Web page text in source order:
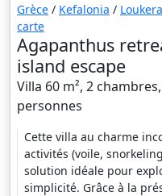
Grèce / Kefalonia /
carte
Agapanthus
island escape
Villa 60 m², 2
personnes
Cette villa au charme
activités (voile,
solution idéale pour
simplicité. Grâce à la